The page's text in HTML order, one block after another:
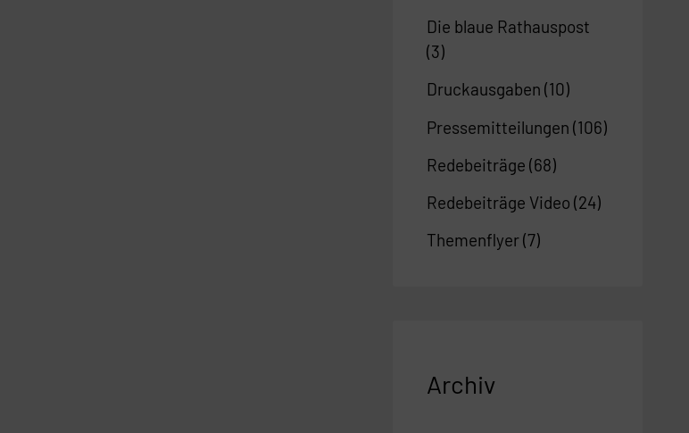
Die blaue Rathauspost
(3)
Druckausgaben (10)
Pressemitteilungen (106)
Redebeiträge (68)
Redebeiträge Video (24)
Themenflyer(7)
Archiv